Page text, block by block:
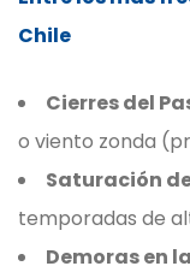
Chile
Cierres del
o viento zonda
Saturación
temporadas de
Demoras en